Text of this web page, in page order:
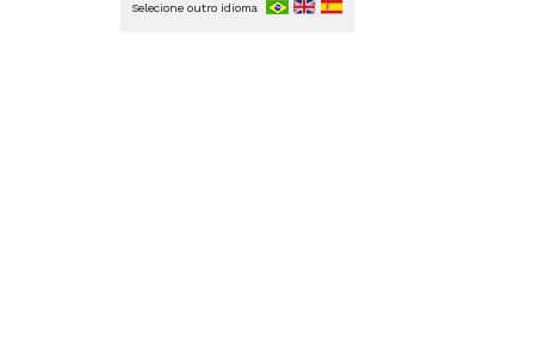
Selecione outro idioma